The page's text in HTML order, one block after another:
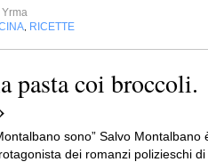
Yrma
RICETTE
pasta coi broccoli.
sono” Salvo Montalbano
dei romanzi polizieschi di